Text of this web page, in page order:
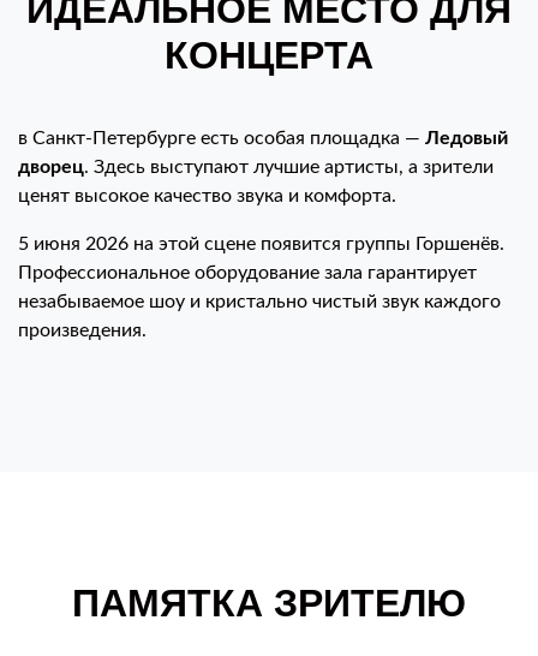
ИДЕАЛЬНОЕ МЕСТО ДЛЯ
КОНЦЕРТА
в Санкт-Петербурге есть особая площадка — Ледовый
дворец. Здесь выступают лучшие артисты, а зрители
ценят высокое качество звука и комфорта.
5 июня 2026 на этой сцене появится группы Горшенёв.
Профессиональное оборудование зала гарантирует
незабываемое шоу и кристально чистый звук каждого
произведения.
ПАМЯТКА ЗРИТЕЛЮ